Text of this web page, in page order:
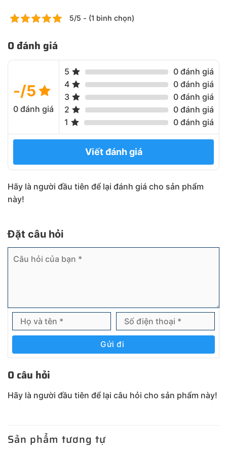
5/5 - (1 bình chọn)
0 đánh giá
-/5
0 đánh giá
5
0 đánh giá
4
0 đánh giá
3
0 đánh giá
2
0 đánh giá
1
0 đánh giá
Viết đánh giá
Hãy là người đầu tiên để lại đánh giá cho sản phẩm
này!
Đặt câu hỏi
Gửi đi
0 câu hỏi
Hãy là người đầu tiên để lại câu hỏi cho sản phẩm này!
Sản phẩm tương tự